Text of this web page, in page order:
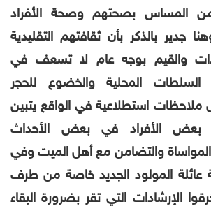
من المساس بصحتهم وصحة الأفراد
جدير بالذكر بأن ثقافتهم التقليدية
والقيم بوجه عام لا تسعف في
السلطات المحلية والخضوع للحجر
استطلاعية في الواقع يتبين
بعض الأفراد في بعض الأحداث
المواساة والتضامن مع أهل الميت وفي
عائلة المولود الجديد خاصة من طرف
الإرشادات التي تقر بضرورة البقاء